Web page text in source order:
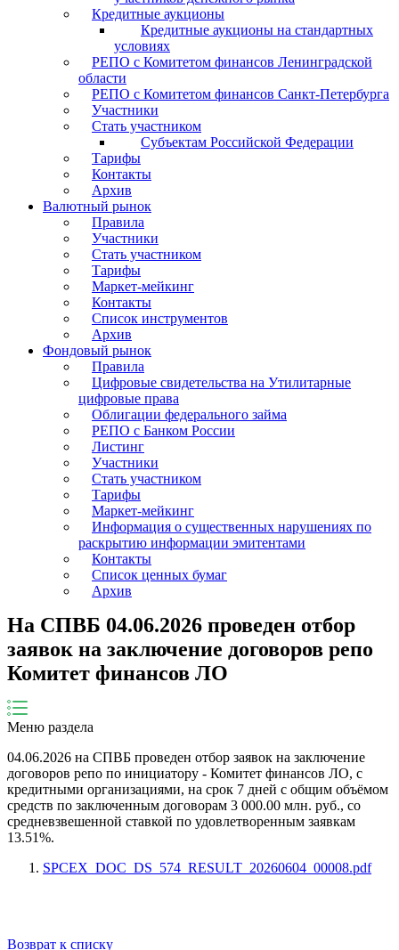
Кредитные аукционы
Кредитные аукционы на стандартных
условиях
РЕПО с Комитетом финансов Ленинградской
области
РЕПО с Комитетом финансов Санкт-Петербурга
Участники
Стать участником
Субъектам Российской Федерации
Тарифы
Контакты
Архив
Валютный рынок
Правила
Участники
Стать участником
Тарифы
Маркет-мейкинг
Контакты
Список инструментов
Архив
Фондовый рынок
Правила
Цифровые свидетельства на Утилитарные
цифровые права
Облигации федерального займа
РЕПО с Банком России
Листинг
Участники
Стать участником
Тарифы
Маркет-мейкинг
Информация о существенных нарушениях по
раскрытию информации эмитентами
Контакты
Список ценных бумаг
Архив
На СПВБ 04.06.2026 проведен отбор
заявок на заключение договоров репо
Комитет финансов ЛО
Меню раздела
04.06.2026 на СПВБ проведен отбор заявок на заключение
договоров репо по инициатору - Комитет финансов ЛО, с
кредитными организациями, на срок 7 дней с общим объёмом
средств по заключенным договорам 3 000.00 млн. руб., со
средневзвешенной ставкой по удовлетворенным заявкам
13.51%.
SPCEX_DOC_DS_574_RESULT_20260604_00008.pdf
Возврат к списку